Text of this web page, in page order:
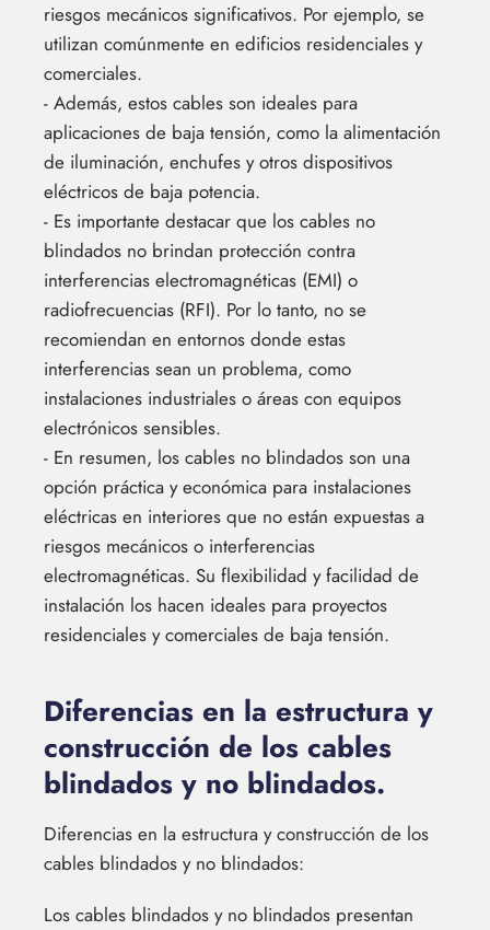
riesgos mecánicos significativos. Por ejemplo, se
utilizan comúnmente en edificios residenciales y
comerciales.
- Además, estos cables son ideales para
aplicaciones de baja tensión, como la alimentación
de iluminación, enchufes y otros dispositivos
eléctricos de baja potencia.
- Es importante destacar que los cables no
blindados no brindan protección contra
interferencias electromagnéticas (EMI) o
radiofrecuencias (RFI). Por lo tanto, no se
recomiendan en entornos donde estas
interferencias sean un problema, como
instalaciones industriales o áreas con equipos
electrónicos sensibles.
- En resumen, los cables no blindados son una
opción práctica y económica para instalaciones
eléctricas en interiores que no están expuestas a
riesgos mecánicos o interferencias
electromagnéticas. Su flexibilidad y facilidad de
instalación los hacen ideales para proyectos
residenciales y comerciales de baja tensión.
Diferencias en la estructura y
construcción de los cables
blindados y no blindados.
Diferencias en la estructura y construcción de los
cables blindados y no blindados:
Los cables blindados y no blindados presentan